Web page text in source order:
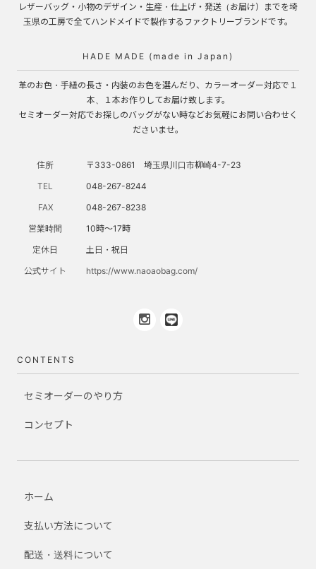
レザーバッグ・小物のデザイン・生産・仕上げ・発送（お届け）までを埼
玉県の工房で全てハンドメイドで製作するファクトリーブランドです。
HADE MADE (made in Japan)
革のお色・手紐の長さ・内装のお色を選んだり、カラーオーダー対応で１
本、１本お作りしてお届け致します。
セミオーダー対応でお探しのバッグがない時などお気軽にお問い合わせく
ださいませ。
住所
〒333-0861 埼玉県川口市柳崎4-7-23
TEL
048-267-8244
FAX
048-267-8238
営業時間
10時～17時
定休日
土日・祝日
公式サイト
https://www.naoaobag.com/
CONTENTS
セミオーダーのやり方
コンセプト
ホーム
支払い方法について
配送・送料について